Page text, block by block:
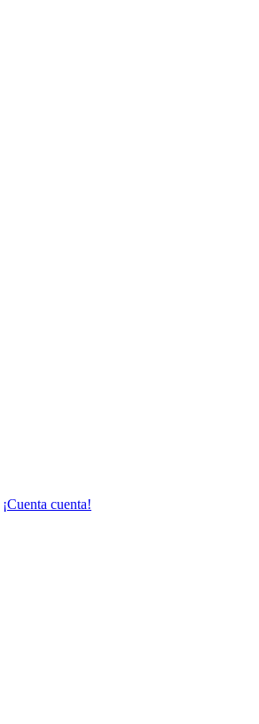
¡Cuenta cuenta!